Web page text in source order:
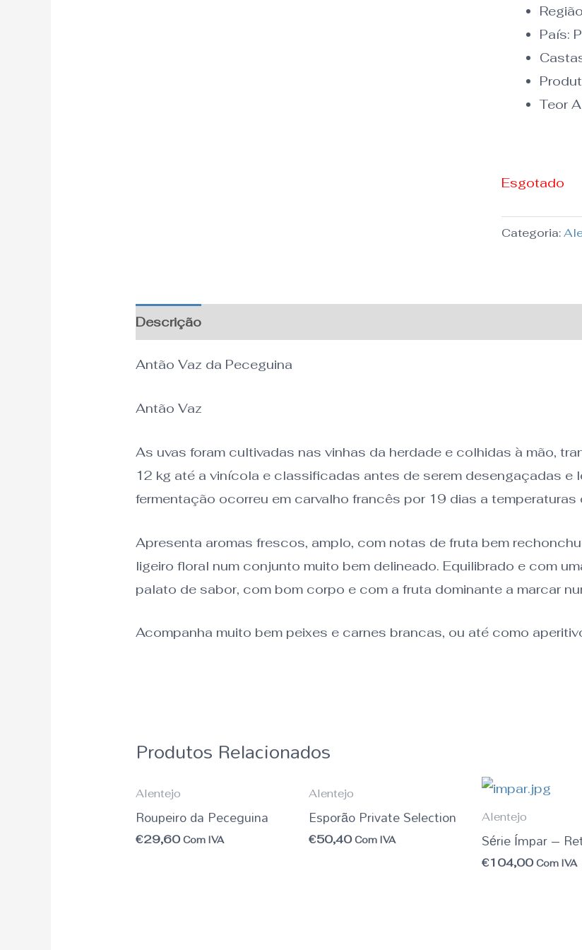
País:
Teor
Esgotado
Categoria:
Descrição
Antão Vaz da Peceguina
Antão Vaz
As uvas foram cultivadas nas vinhas da herdade e colhidas à mão,
12 kg até a vinícola e classificadas antes de serem desengaçadas e
fermentação ocorreu em carvalho francês por 19 dias a
Apresenta aromas frescos, amplo, com notas de fruta bem
ligeiro floral num conjunto muito bem delineado. Equilibrado e com
palato de sabor, com bom corpo e com a fruta dominante a marcar
Acompanha muito bem peixes e carnes brancas, ou até como
Produtos Relacionados
Alentejo
Roupeiro da Peceguina
€29,60 Com IVA
Alentejo
Esporão Private Selection
€50,40 Com IVA
Alentejo
Série Ímpar –
€104,00 Com IVA